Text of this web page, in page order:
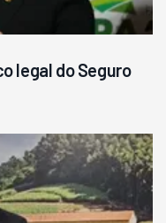
legal do Seguro